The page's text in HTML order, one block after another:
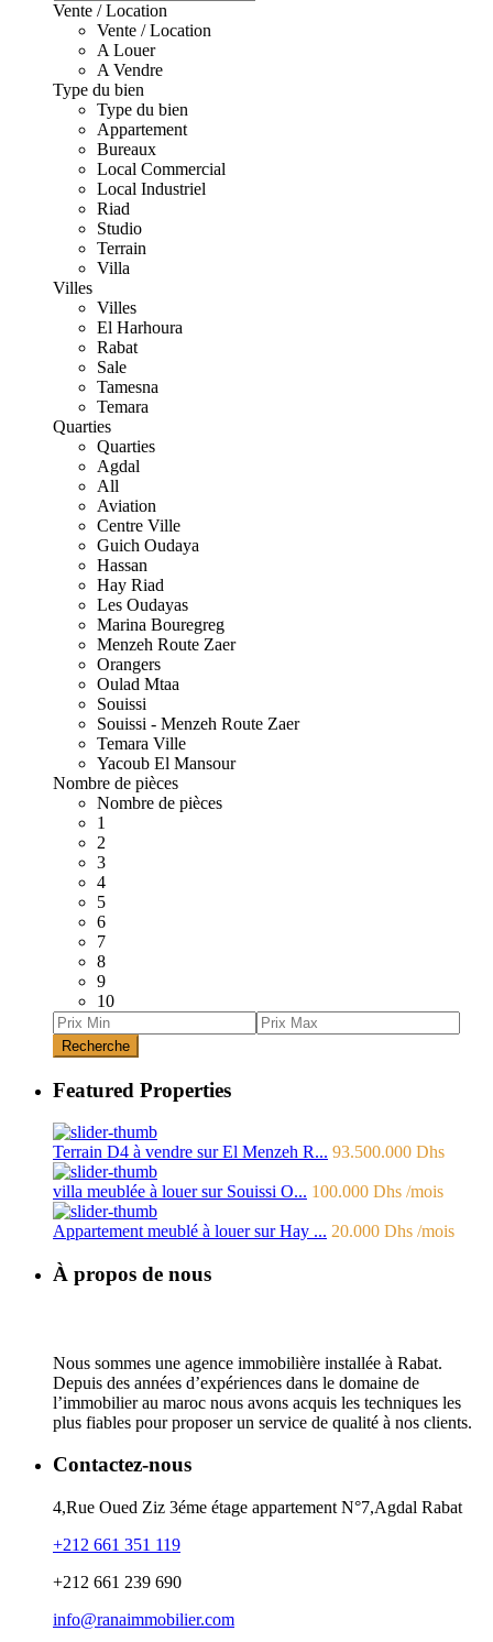
Vente / Location
Vente / Location
A Louer
A Vendre
Type du bien
Type du bien
Appartement
Bureaux
Local Commercial
Local Industriel
Riad
Studio
Terrain
Villa
Villes
Villes
El Harhoura
Rabat
Sale
Tamesna
Temara
Quarties
Quarties
Agdal
All
Aviation
Centre Ville
Guich Oudaya
Hassan
Hay Riad
Les Oudayas
Marina Bouregreg
Menzeh Route Zaer
Orangers
Oulad Mtaa
Souissi
Souissi - Menzeh Route Zaer
Temara Ville
Yacoub El Mansour
Nombre de pièces
Nombre de pièces
1
2
3
4
5
6
7
8
9
10
Recherche
Featured Properties
Terrain D4 à vendre sur El Menzeh R... 93.500.000 Dhs
villa meublée à louer sur Souissi O... 100.000 Dhs /mois
Appartement meublé à louer sur Hay ... 20.000 Dhs /mois
À propos de nous
Nous sommes une agence immobilière installée à Rabat.
Depuis des années d’expériences dans le domaine de
l’immobilier au maroc nous avons acquis les techniques les
plus fiables pour proposer un service de qualité à nos clients.
Contactez-nous
4,Rue Oued Ziz 3éme étage appartement N°7,Agdal Rabat
+212 661 351 119
+212 661 239 690
info@ranaimmobilier.com